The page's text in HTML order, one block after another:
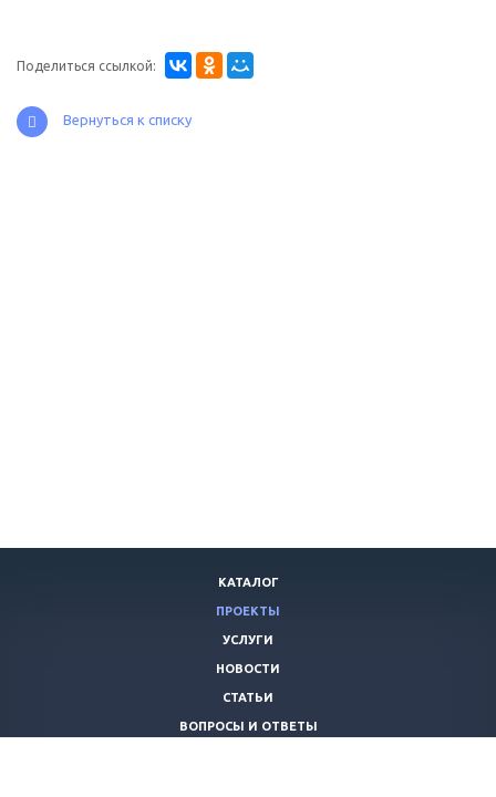
Поделиться ссылкой:
Вернуться к списку
КАТАЛОГ
ПРОЕКТЫ
УСЛУГИ
НОВОСТИ
СТАТЬИ
ВОПРОСЫ И ОТВЕТЫ